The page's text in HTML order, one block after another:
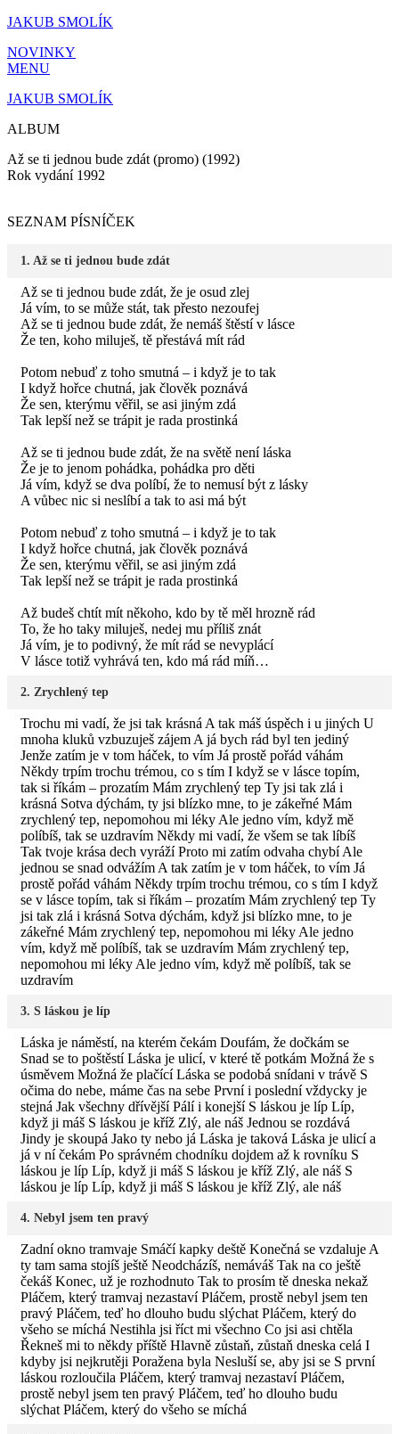
Přejít
obsahu
JAKUB SMOLÍK
NOVINKY
MENU
JAKUB SMOLÍK
ALBUM
Až se ti jednou bude zdát (promo) (1992)
Rok vydání 1992
SEZNAM PÍSNÍČEK
1. Až se ti jednou bude zdát
Až se ti jednou bude zdát, že je osud zlej
Já vím, to se může stát, tak přesto nezoufej
Až se ti jednou bude zdát, že nemáš štěstí v lásce
Že ten, koho miluješ, tě přestává mít rád
Potom nebuď z toho smutná – i když je to tak
I když hořce chutná, jak člověk poznává
Že sen, kterýmu věřil, se asi jiným zdá
Tak lepší než se trápit je rada prostinká
Až se ti jednou bude zdát, že na světě není láska
Že je to jenom pohádka, pohádka pro děti
Já vím, když se dva políbí, že to nemusí být z lásky
A vůbec nic si neslíbí a tak to asi má být
Potom nebuď z toho smutná – i když je to tak
I když hořce chutná, jak člověk poznává
Že sen, kterýmu věřil, se asi jiným zdá
Tak lepší než se trápit je rada prostinká
Až budeš chtít mít někoho, kdo by tě měl hrozně rád
To, že ho taky miluješ, nedej mu příliš znát
Já vím, je to podivný, že mít rád se nevyplácí
V lásce totiž vyhrává ten, kdo má rád míň…
2. Zrychlený tep
Trochu mi vadí, že jsi tak krásná A tak máš úspěch i u jiných U
mnoha kluků vzbuzuješ zájem A já bych rád byl ten jediný
Jenže zatím je v tom háček, to vím Já prostě pořád váhám
Někdy trpím trochu trémou, co s tím I když se v lásce topím,
tak si říkám – prozatím Mám zrychlený tep Ty jsi tak zlá i
krásná Sotva dýchám, ty jsi blízko mne, to je zákeřné Mám
zrychlený tep, nepomohou mi léky Ale jedno vím, když mě
políbíš, tak se uzdravím Někdy mi vadí, že všem se tak líbíš
Tak tvoje krása dech vyráží Proto mi zatím odvaha chybí Ale
jednou se snad odvážím A tak zatím je v tom háček, to vím Já
prostě pořád váhám Někdy trpím trochu trémou, co s tím I když
se v lásce topím, tak si říkám – prozatím Mám zrychlený tep Ty
jsi tak zlá i krásná Sotva dýchám, když jsi blízko mne, to je
zákeřné Mám zrychlený tep, nepomohou mi léky Ale jedno
vím, když mě políbíš, tak se uzdravím Mám zrychlený tep,
nepomohou mi léky Ale jedno vím, když mě políbíš, tak se
uzdravím
3. S láskou je líp
Láska je náměstí, na kterém čekám Doufám, že dočkám se
Snad se to poštěstí Láska je ulicí, v které tě potkám Možná že s
úsměvem Možná že plačící Láska se podobá snídani v trávě S
očima do nebe, máme čas na sebe První i poslední vždycky je
stejná Jak všechny dřívější Pálí i konejší S láskou je líp Líp,
když ji máš S láskou je kříž Zlý, ale náš Jednou se rozdává
Jindy je skoupá Jako ty nebo já Láska je taková Láska je ulicí a
já v ní čekám Po správném chodníku dojdem až k rovníku S
láskou je líp Líp, když ji máš S láskou je kříž Zlý, ale náš S
láskou je líp Líp, když ji máš S láskou je kříž Zlý, ale náš
4. Nebyl jsem ten pravý
Zadní okno tramvaje Smáčí kapky deště Konečná se vzdaluje A
ty tam sama stojíš ještě Neodcházíš, nemáváš Tak na co ještě
čekáš Konec, už je rozhodnuto Tak to prosím tě dneska nekaž
Pláčem, který tramvaj nezastaví Pláčem, prostě nebyl jsem ten
pravý Pláčem, teď ho dlouho budu slýchat Pláčem, který do
všeho se míchá Nestihla jsi říct mi všechno Co jsi asi chtěla
Řekneš mi to někdy příště Hlavně zůstaň, zůstaň dneska celá I
kdyby jsi nejkrutěji Poražena byla Nesluší se, aby jsi se S první
láskou rozloučila Pláčem, který tramvaj nezastaví Pláčem,
prostě nebyl jsem ten pravý Pláčem, teď ho dlouho budu
slýchat Pláčem, který do všeho se míchá